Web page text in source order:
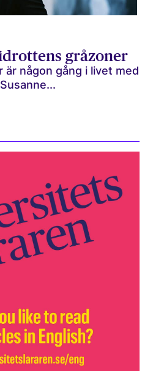
gråzoner
är någon gång i livet med